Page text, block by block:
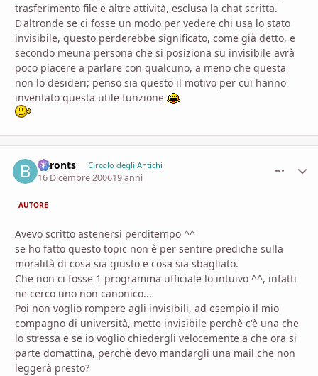
trasferimento file e altre attività, esclusa la chat scritta.
D'altronde se ci fosse un modo per vedere chi usa lo stato
invisibile, questo perderebbe significato, come già detto, e
secondo meuna persona che si posiziona su invisibile avrà
poco piacere a parlare con qualcuno, a meno che questa
non lo desideri; penso sia questo il motivo per cui hanno
inventato questa utile funzione
Baronts Circolo degli Antichi
16 Dicembre 200619 anni
AUTORE
Avevo scritto astenersi perditempo ^^
se ho fatto questo topic non è per sentire prediche sulla
moralità di cosa sia giusto e cosa sia sbagliato.
Che non ci fosse 1 programma ufficiale lo intuivo ^^, infatti
ne cerco uno non canonico...
Poi non voglio rompere agli invisibili, ad esempio il mio
compagno di università, mette invisibile perchè c'è una che
lo stressa e se io voglio chiedergli velocemente a che ora si
parte domattina, perchè devo mandargli una mail che non
leggerà presto?